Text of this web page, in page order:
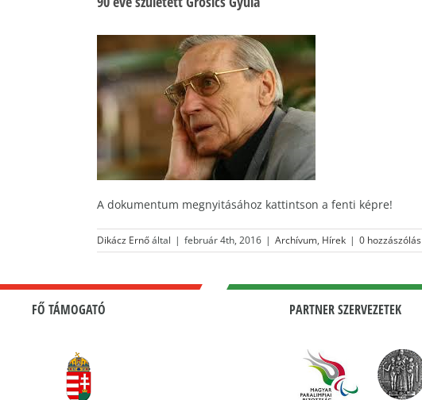
A dokumentum megnyitásához kattintson a fenti képre!
Dikácz Ernőáltal | február 4th, 2016 | Archívum, Hírek | 0 hozzászólás
FŐ TÁMOGATÓ PARTNER SZERVEZETEK